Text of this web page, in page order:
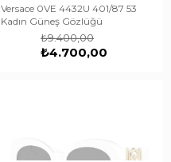
Versace 0VE 4432U 401/87 53
Kadın Güneş Gözlüğü
₺4.700,00
₺9.400,00